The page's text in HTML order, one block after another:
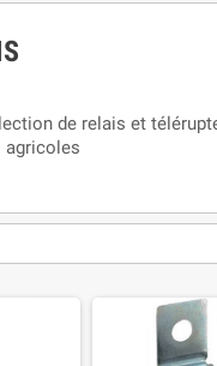
de relais et
agricoles